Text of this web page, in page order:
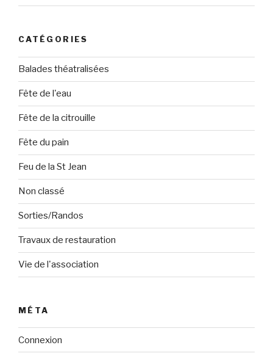
CATÉGORIES
Balades théatralisées
Fête de l'eau
Fête de la citrouille
Fête du pain
Feu de la St Jean
Non classé
Sorties/Randos
Travaux de restauration
Vie de l'association
MÉTA
Connexion